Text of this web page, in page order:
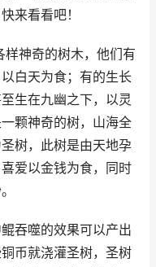
来看看吧！
神奇的树木，他们有
白天为食；有的生长
生在九幽之下，以灵
颗神奇的树，山海全
树，此树是由天地孕
爱以金钱为食，同时
吞噬的效果可以产出
币就浇灌圣树，圣树